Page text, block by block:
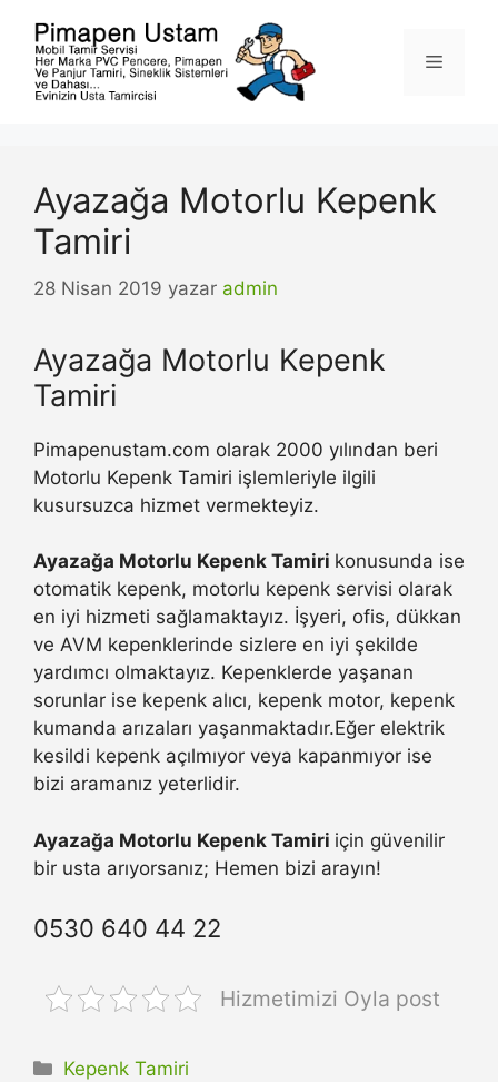
Menü
Ayazağa Motorlu Kepenk
Tamiri
28 Nisan 2019 yazar admin
Ayazağa Motorlu Kepenk
Tamiri
Pimapenustam.com olarak 2000 yılından beri
Motorlu Kepenk Tamiri işlemleriyle ilgili
kusursuzca hizmet vermekteyiz.
Ayazağa Motorlu Kepenk Tamiri konusunda ise
otomatik kepenk, motorlu kepenk servisi olarak
en iyi hizmeti sağlamaktayız. İşyeri, ofis, dükkan
ve AVM kepenklerinde sizlere en iyi şekilde
yardımcı olmaktayız. Kepenklerde yaşanan
sorunlar ise kepenk alıcı, kepenk motor, kepenk
kumanda arızaları yaşanmaktadır.Eğer elektrik
kesildi kepenk açılmıyor veya kapanmıyor ise
bizi aramanız yeterlidir.
Ayazağa Motorlu Kepenk Tamiri için güvenilir
bir usta arıyorsanız; Hemen bizi arayın!
0530 640 44 22
Hizmetimizi Oyla post
Kategoriler
Kepenk Tamiri